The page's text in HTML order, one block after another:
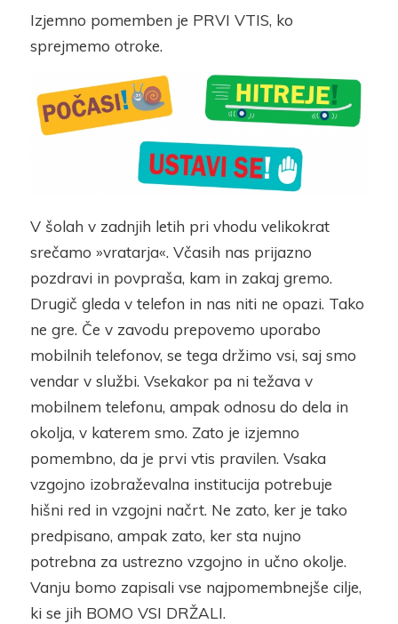
Izjemno pomemben je PRVI VTIS, ko
sprejmemo otroke.
V šolah v zadnjih letih pri vhodu velikokrat
srečamo »vratarja«. Včasih nas prijazno
pozdravi in povpraša, kam in zakaj gremo.
Drugič gleda v telefon in nas niti ne opazi. Tako
ne gre. Če v zavodu prepovemo uporabo
mobilnih telefonov, se tega držimo vsi, saj smo
vendar v službi. Vsekakor pa ni težava v
mobilnem telefonu, ampak odnosu do dela in
okolja, v katerem smo. Zato je izjemno
pomembno, da je prvi vtis pravilen. Vsaka
vzgojno izobraževalna institucija potrebuje
hišni red in vzgojni načrt. Ne zato, ker je tako
predpisano, ampak zato, ker sta nujno
potrebna za ustrezno vzgojno in učno okolje.
Vanju bomo zapisali vse najpomembnejše cilje,
ki se jih BOMO VSI DRŽALI.